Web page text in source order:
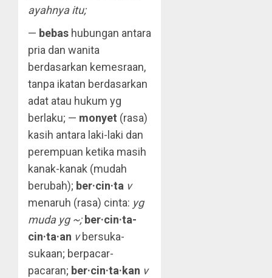
ayahnya itu;
— bebas hubungan antara
pria dan wanita
berdasarkan kemesraan,
tanpa ikatan berdasarkan
adat atau hukum yg
berlaku; — monyet (rasa)
kasih antara laki-laki dan
perempuan ketika masih
kanak-kanak (mudah
berubah); ber·cin·ta v
menaruh (rasa) cinta: yg
muda yg ~; ber·cin·ta-
cin·ta·an vbersuka-
sukaan; berpacar-
pacaran; ber·cin·ta·kan v